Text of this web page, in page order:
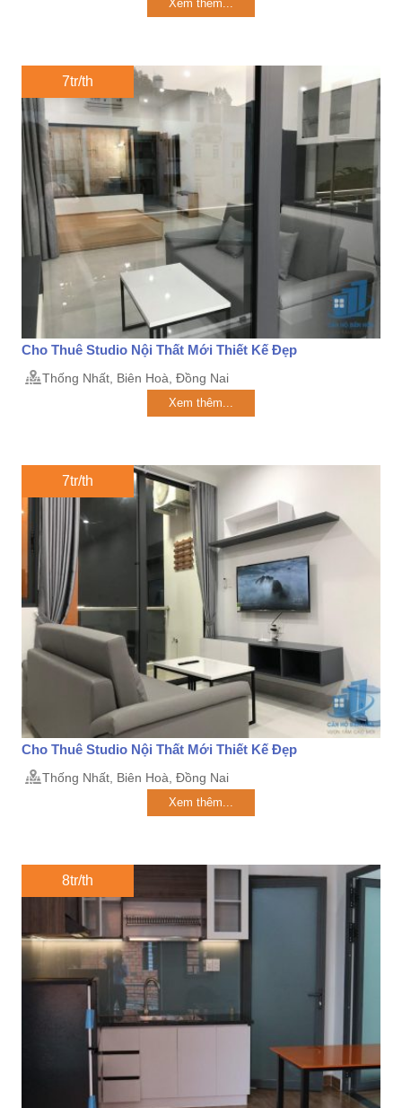
Xem thêm...
7tr/th
Cho Thuê Studio Nội Thất Mới Thiết Kế Đẹp
Thống Nhất, Biên Hoà, Đồng Nai
Xem thêm...
7tr/th
Cho Thuê Studio Nội Thất Mới Thiết Kế Đẹp
Thống Nhất, Biên Hoà, Đồng Nai
Xem thêm...
8tr/th